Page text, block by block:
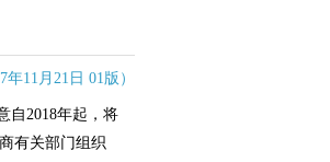
年11月21日 01版）
自2018年起，将
有关部门组织